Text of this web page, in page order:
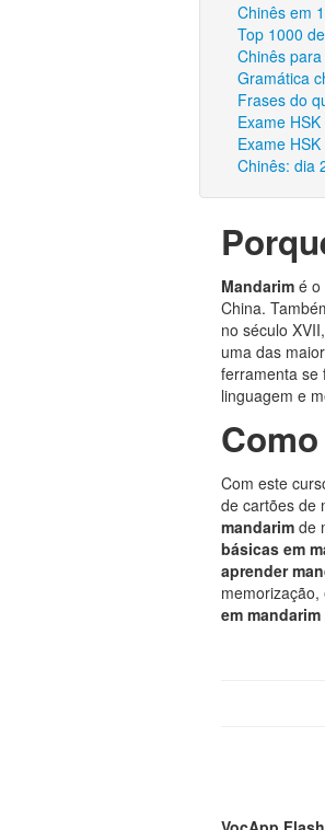
Chinês em
Top 1000
Chinês
Gramática
Frases do
Exame HSK
Exame HSK
Chinês: dia
Mandarim é o
China.
no século
uma das
ferramenta se
linguagem e
Com este
de cartões de
mandarim de
básicas em
aprender
em